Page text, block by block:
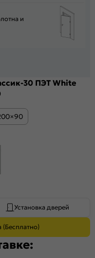
и
30 ПЭТ White
Установка дверей